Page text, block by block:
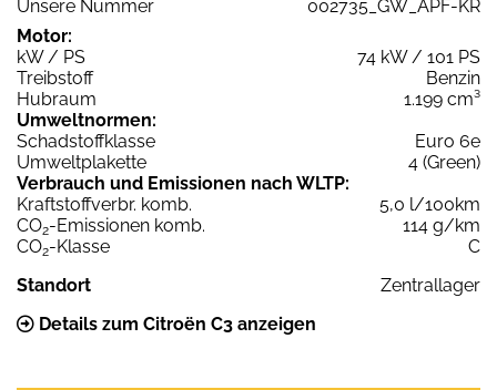
Unsere Nummer
002735_GW_APF-KR
Motor:
kW / PS
74 kW / 101 PS
Treibstoff
Benzin
Hubraum
1.199 cm³
Umweltnormen:
Schadstoffklasse
Euro 6e
Umweltplakette
4 (Green)
Verbrauch und Emissionen nach WLTP:
Kraftstoffverbr. komb.
5,0 l/100km
CO2-Emissionen komb.
114 g/km
CO2-Klasse
C
Standort
Zentrallager
Details zum Citroën C3 anzeigen